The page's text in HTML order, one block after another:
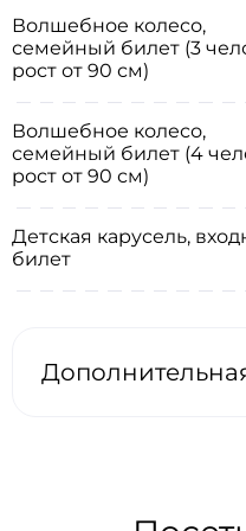
Волшебное колесо,
семейный билет (3
рост от 90 см)
Волшебное колесо,
семейный билет (4
рост от 90 см)
Детская карусель,
билет